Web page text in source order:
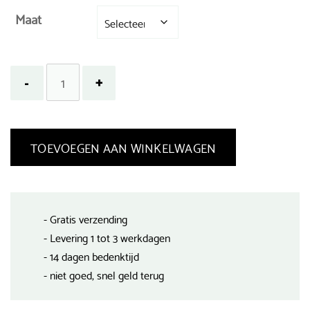
Maat
TOEVOEGEN AAN WINKELWAGEN
- Gratis verzending
- Levering 1 tot 3 werkdagen
- 14 dagen bedenktijd
- niet goed, snel geld terug